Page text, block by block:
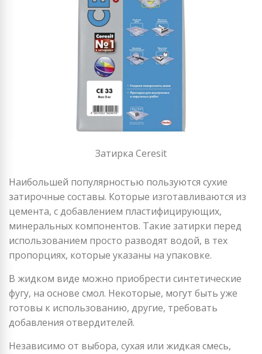
Затирка Ceresit
Наибольшей популярностью пользуются сухие
затирочные составы. Которые изготавливаются из
цемента, с добавлением пластифицирующих,
минеральных компонентов. Такие затирки перед
использованием просто разводят водой, в тех
пропорциях, которые указаны на упаковке.
В жидком виде можно приобрести синтетические
фугу, на основе смол. Некоторые, могут быть уже
готовы к использованию, другие, требовать
добавления отвердителей.
Независимо от выбора, сухая или жидкая смесь,